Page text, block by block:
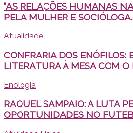
“AS RELAÇÕES HUMANAS
PELA MULHER E
Atualidade
CONFRARIA DOS ENÓFILOS:
LITERATURA À MESA COM O
Enologia
RAQUEL SAMPAIO: A LUTA
OPORTUNIDADES NO